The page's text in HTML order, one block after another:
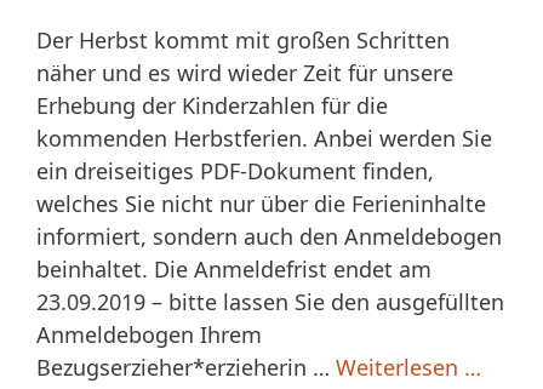
Der Herbst kommt mit großen Schritten
näher und es wird wieder Zeit für unsere
Erhebung der Kinderzahlen für die
kommenden Herbstferien. Anbei werden Sie
ein dreiseitiges PDF-Dokument finden,
welches Sie nicht nur über die Ferieninhalte
informiert, sondern auch den Anmeldebogen
beinhaltet. Die Anmeldefrist endet am
23.09.2019 – bitte lassen Sie den ausgefüllten
Anmeldebogen Ihrem
Bezugserzieher*erzieherin … Weiterlesen …